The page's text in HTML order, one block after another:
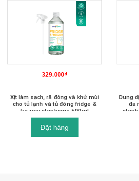
299.000₫
Dung dịch loại bỏ dầu mỡ hữu cơ
đa năng cho da nhạy cảm
stanhome degreaser ecolabel
750ml
Đặt hàng
Xịt
sưởi